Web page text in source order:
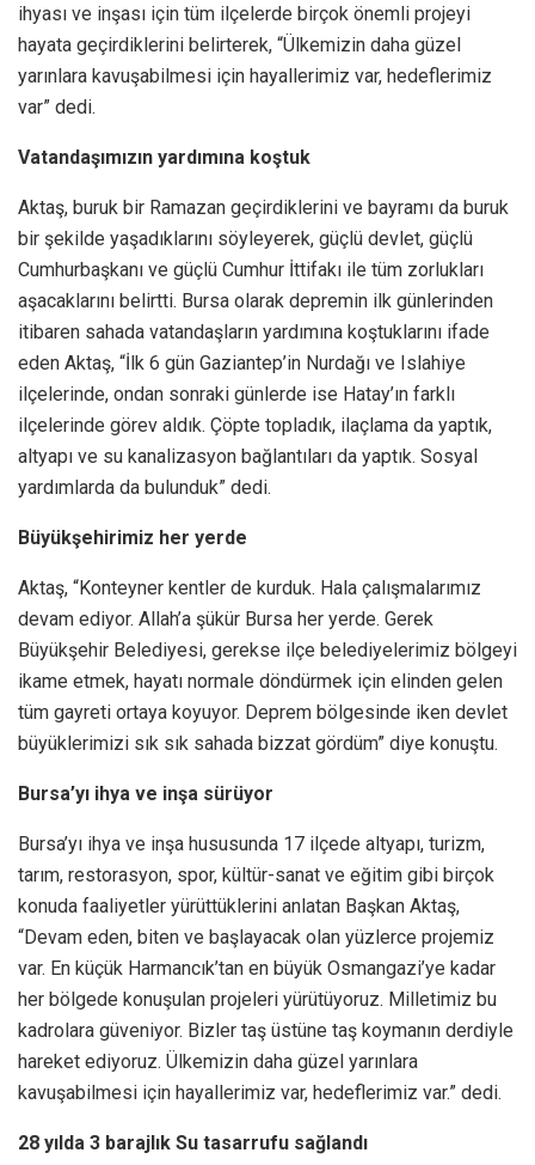
ihyası ve inşası için tüm ilçelerde birçok önemli projeyi
hayata geçirdiklerini belirterek, “Ülkemizin daha güzel
yarınlara kavuşabilmesi için hayallerimiz var, hedeflerimiz
var” dedi.
Vatandaşımızın yardımına koştuk
Aktaş, buruk bir Ramazan geçirdiklerini ve bayramı da buruk
bir şekilde yaşadıklarını söyleyerek, güçlü devlet, güçlü
Cumhurbaşkanı ve güçlü Cumhur İttifakı ile tüm zorlukları
aşacaklarını belirtti. Bursa olarak depremin ilk günlerinden
itibaren sahada vatandaşların yardımına koştuklarını ifade
eden Aktaş, “İlk 6 gün Gaziantep’in Nurdağı ve Islahiye
ilçelerinde, ondan sonraki günlerde ise Hatay’ın farklı
ilçelerinde görev aldık. Çöpte topladık, ilaçlama da yaptık,
altyapı ve su kanalizasyon bağlantıları da yaptık. Sosyal
yardımlarda da bulunduk” dedi.
Büyükşehirimiz her yerde
Aktaş, “Konteyner kentler de kurduk. Hala çalışmalarımız
devam ediyor. Allah’a şükür Bursa her yerde. Gerek
Büyükşehir Belediyesi, gerekse ilçe belediyelerimiz bölgeyi
ikame etmek, hayatı normale döndürmek için elinden gelen
tüm gayreti ortaya koyuyor. Deprem bölgesinde iken devlet
büyüklerimizi sık sık sahada bizzat gördüm” diye konuştu.
Bursa’yı ihya ve inşa sürüyor
Bursa’yı ihya ve inşa hususunda 17 ilçede altyapı, turizm,
tarım, restorasyon, spor, kültür-sanat ve eğitim gibi birçok
konuda faaliyetler yürüttüklerini anlatan Başkan Aktaş,
“Devam eden, biten ve başlayacak olan yüzlerce projemiz
var. En küçük Harmancık’tan en büyük Osmangazi’ye kadar
her bölgede konuşulan projeleri yürütüyoruz. Milletimiz bu
kadrolara güveniyor. Bizler taş üstüne taş koymanın derdiyle
hareket ediyoruz. Ülkemizin daha güzel yarınlara
kavuşabilmesi için hayallerimiz var, hedeflerimiz var.” dedi.
28 yılda 3 barajlık Su tasarrufu sağlandı